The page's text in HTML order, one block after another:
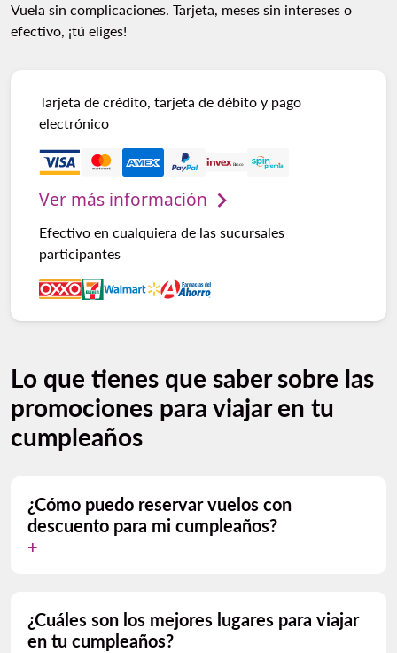
Vuela sin complicaciones. Tarjeta, meses sin intereses o
efectivo, ¡tú eliges!
Tarjeta de crédito, tarjeta de débito y pago
electrónico
Ver más información
Efectivo en cualquiera de las sucursales
participantes
Lo que tienes que saber sobre las
promociones para viajar en tu
cumpleaños
¿Cómo puedo reservar vuelos con
descuento para mi cumpleaños?
¿Cuáles son los mejores lugares para viajar
en tu cumpleaños?